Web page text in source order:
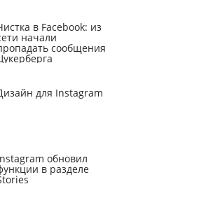
в Facebook: из
начали
сообщения
для Instagram
обновил
в разделе